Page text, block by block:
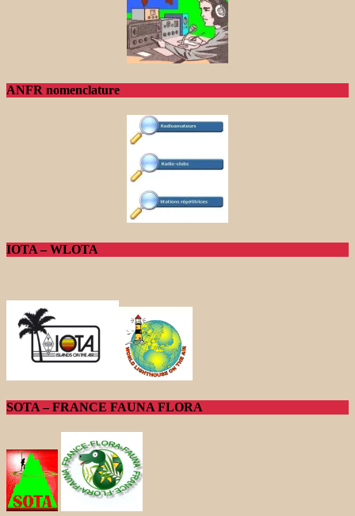
ANFR nomenclature
IOTA – WLOTA
SOTA – FRANCE FAUNA FLORA